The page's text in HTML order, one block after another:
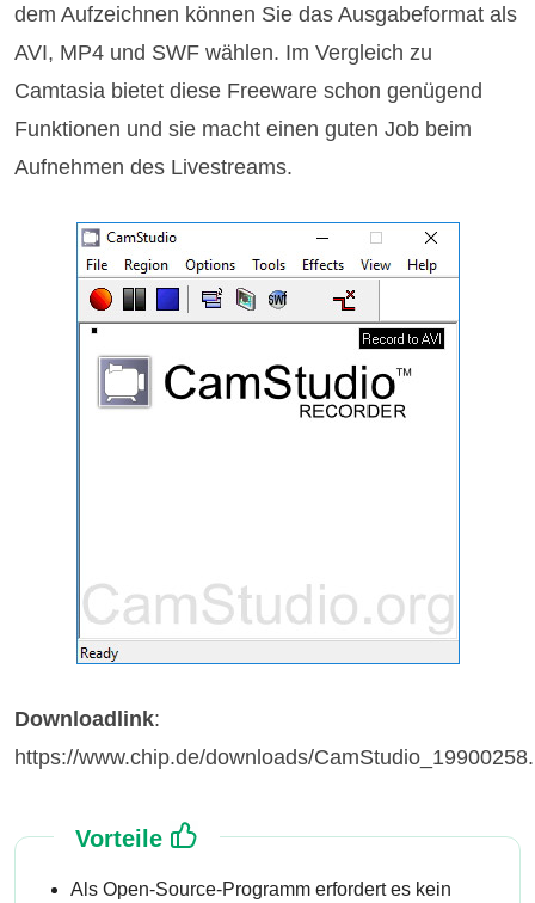
dem Aufzeichnen können Sie das Ausgabeformat als
AVI, MP4 und SWF wählen. Im Vergleich zu
Camtasia bietet diese Freeware schon genügend
Funktionen und sie macht einen guten Job beim
Aufnehmen des Livestreams.
Downloadlink:
https://www.chip.de/downloads/
Vorteile
Als Open-Source-Programm erfordert es kein